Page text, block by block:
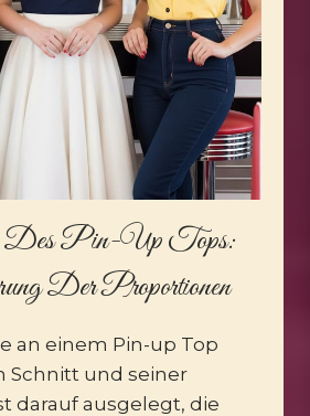
Pin-Up Tops:
Der Proportionen
an einem Pin-up Top
Schnitt und seiner
darauf ausgelegt, die